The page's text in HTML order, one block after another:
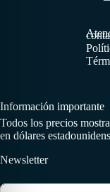
Información importante
Todos los precios
en dólares
Newsletter